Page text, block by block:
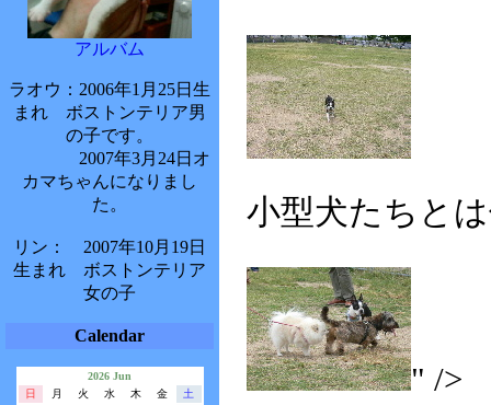
アルバム
ラオウ：2006年1月25日生
まれ ボストンテリア男
の子です。
2007年3月24日オ
カマちゃんになりまし
た。
リン： 2007年10月19日
生まれ ボストンテリア
女の子
Calendar
2026 Jun
日
月 火 水 木 金
土
小型犬たちと
" />